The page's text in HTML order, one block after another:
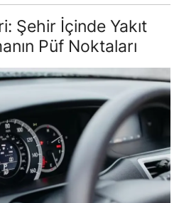
Şehir İçinde Yakıt
Püf Noktaları